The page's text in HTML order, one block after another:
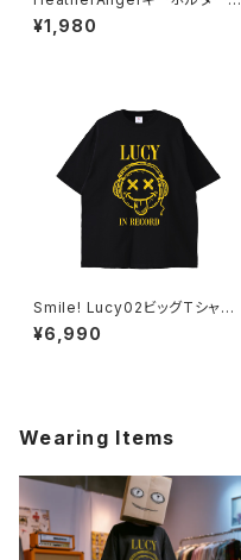
017-240218049
¥1,980
Smile! Lucy02ビッグTシャツ
1014-230221075
¥6,990
Wearing Items